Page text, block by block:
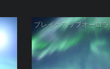
ブレイクアップオーロラ